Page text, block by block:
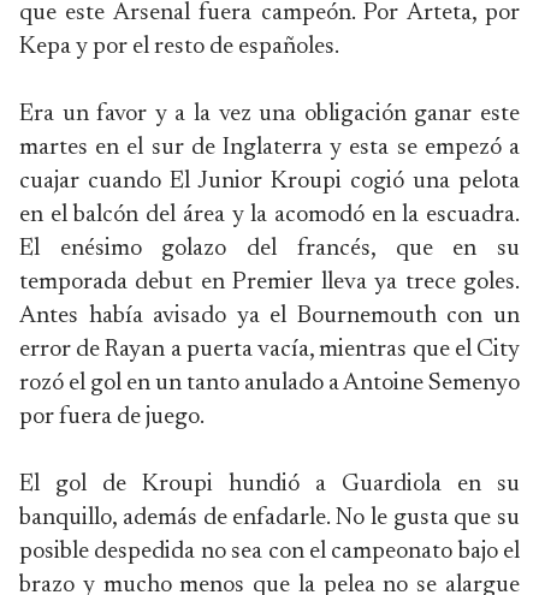
que este Arsenal fuera campeón. Por Arteta, por
Kepa y por el resto de españoles.
Era un favor y a la vez una obligación ganar este
martes en el sur de Inglaterra y esta se empezó a
cuajar cuando El Junior Kroupi cogió una pelota
en el balcón del área y la acomodó en la escuadra.
El enésimo golazo del francés, que en su
temporada debut en Premier lleva ya trece goles.
Antes había avisado ya el Bournemouth con un
error de Rayan a puerta vacía, mientras que el City
rozó el gol en un tanto anulado a Antoine Semenyo
por fuera de juego.
El gol de Kroupi hundió a Guardiola en su
banquillo, además de enfadarle. No le gusta que su
posible despedida no sea con el campeonato bajo el
brazo y mucho menos que la pelea no se alargue